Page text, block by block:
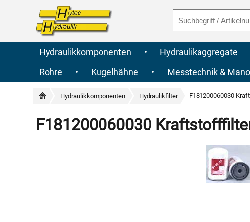
Hydraulikkomponenten • Hydraulikaggregate
Rohre
• Kugelhähne • Messtechnik &
Hydraulikkomponenten Hydraulikfilter F181200060030
F181200060030